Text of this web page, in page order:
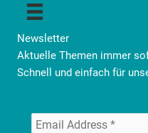
Newsletter
Aktuelle Themen immer
Schnell und einfach für